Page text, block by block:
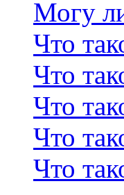
Могу
Что
Что
Что
Что
Что